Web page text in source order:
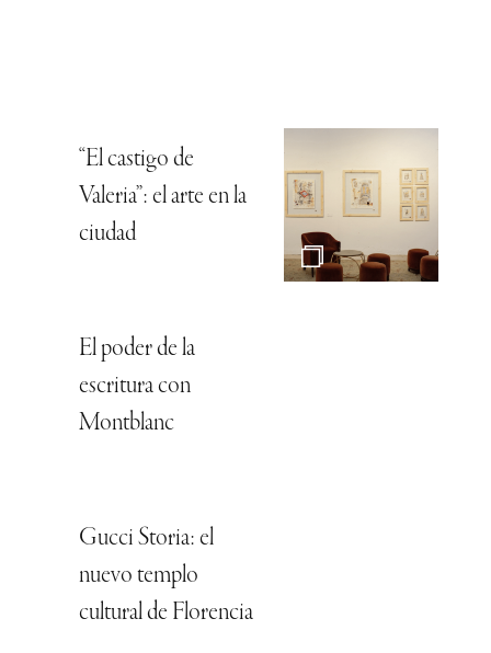
“El castigo de
Valeria”: el arte en la
ciudad
El poder de la
escritura con
Montblanc
Gucci Storia: el
nuevo templo
cultural de Florencia